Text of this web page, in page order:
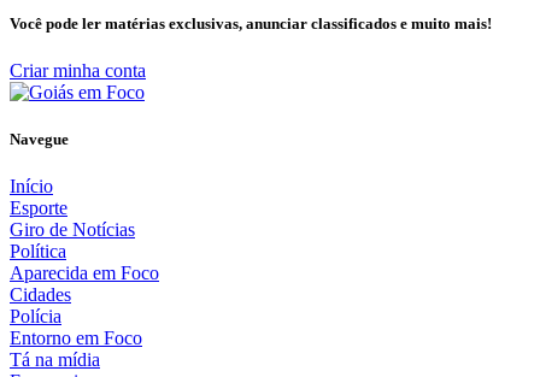
Você pode ler matérias exclusivas, anunciar classificados e muito mais!
Criar minha conta
Navegue
Início
Esporte
Giro de Notícias
Política
Aparecida em Foco
Cidades
Polícia
Entorno em Foco
Tá na mídia